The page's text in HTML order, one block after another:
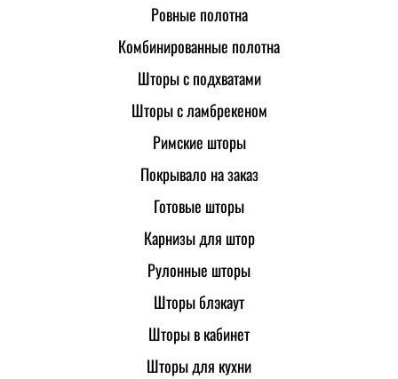
Ровные полотна
Комбинированные полотна
Шторы с подхватами
Шторы с ламбрекеном
Римские шторы
Покрывало на заказ
Готовые шторы
Карнизы для штор
Рулонные шторы
Шторы блэкаут
Шторы в кабинет
Шторы для кухни